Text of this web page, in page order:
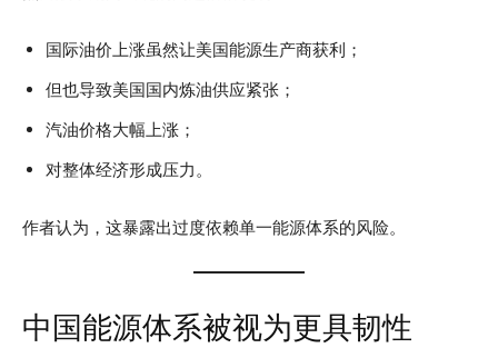
国际油价上涨虽然让美国能源生产商获利；
但也导致美国国内炼油供应紧张；
汽油价格大幅上涨；
对整体经济形成压力。
作者认为，这暴露出过度依赖单一能源体系的风险。
中国能源体系被视为更具韧性